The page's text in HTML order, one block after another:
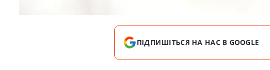
ПІДПИШІТЬСЯ НА НАС В GOOGLE